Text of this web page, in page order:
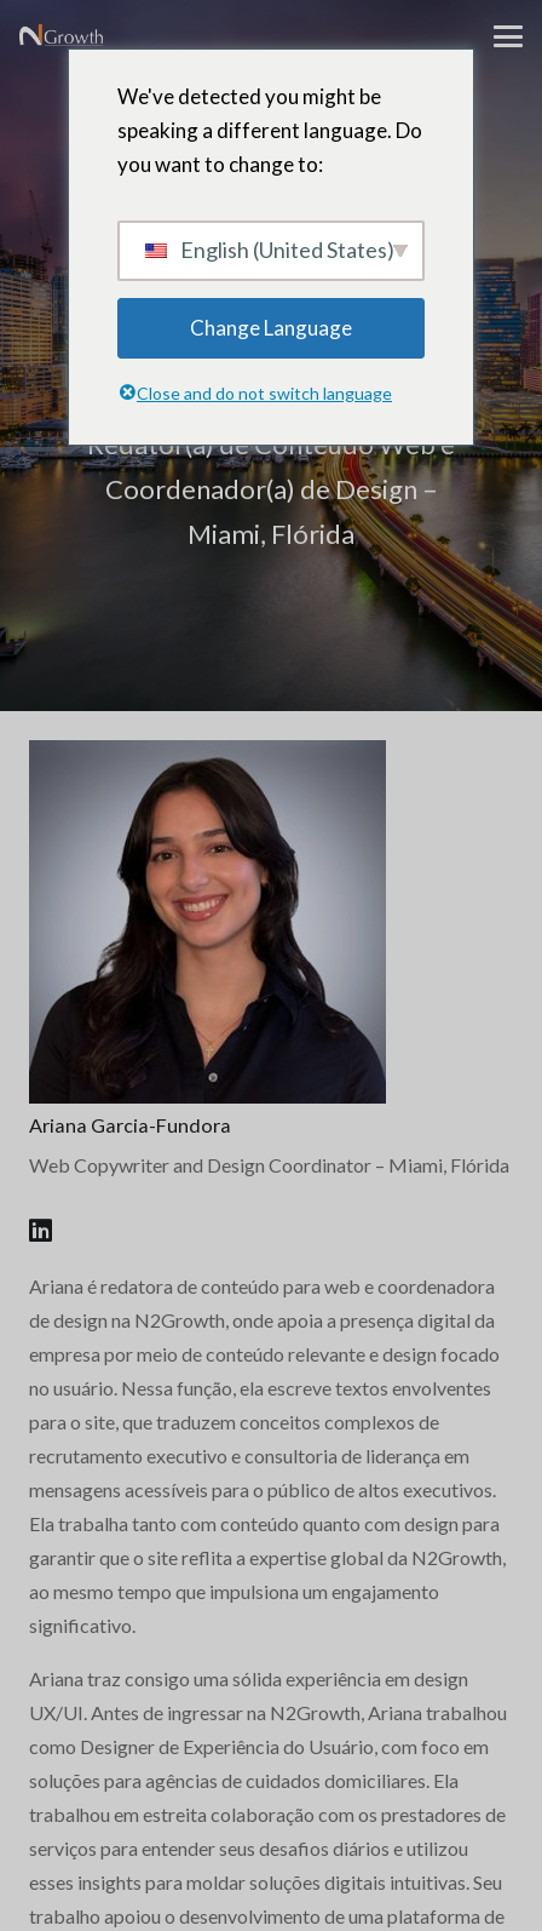
Ariana
Garcia-
Fundora
Redator(a) de Conteúdo Web e
Coordenador(a) de Design –
Miami, Flórida
Ariana Garcia-Fundora
Web Copywriter and Design Coordinator – Miami, Flórida
Ariana é redatora de conteúdo para web e coordenadora
de design na N2Growth, onde apoia a presença digital da
empresa por meio de conteúdo relevante e design focado
no usuário. Nessa função, ela escreve textos envolventes
para o site, que traduzem conceitos complexos de
recrutamento executivo e consultoria de liderança em
mensagens acessíveis para o público de altos executivos.
Ela trabalha tanto com conteúdo quanto com design para
garantir que o site reflita a expertise global da N2Growth,
ao mesmo tempo que impulsiona um engajamento
significativo.
Ariana traz consigo uma sólida experiência em design
UX/UI. Antes de ingressar na N2Growth, Ariana trabalhou
como Designer de Experiência do Usuário, com foco em
soluções para agências de cuidados domiciliares. Ela
trabalhou em estreita colaboração com os prestadores de
serviços para entender seus desafios diários e utilizou
esses insights para moldar soluções digitais intuitivas. Seu
trabalho apoiou o desenvolvimento de uma plataforma de
We've detected you might be
speaking a different language. Do
you want to change to:
English (United States)
Change Language
Close and do not switch language